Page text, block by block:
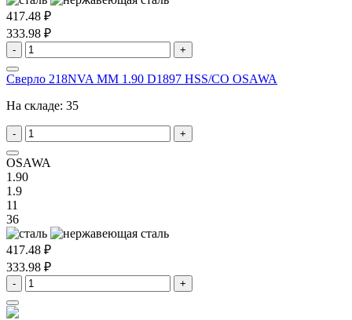
417.48 ₽
333.98 ₽
- +
Сверло 218NVA MM 1.90 D1897 HSS/CO OSAWA
На складе: 35
- +
OSAWA
1.90
1.9
11
36
417.48 ₽
333.98 ₽
- +